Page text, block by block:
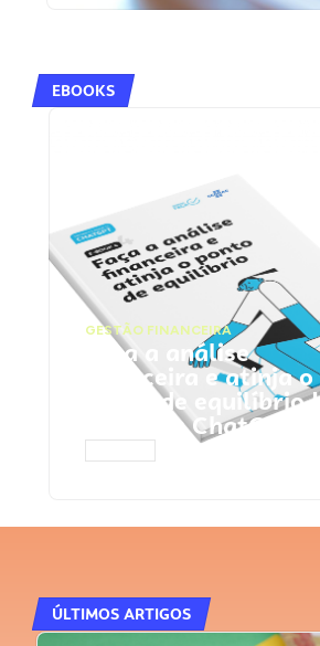
EBOOKS
GESTÃO FINANCEIRA
Faça a análise
financeira e atinja o
ponto de equilíbrio |
Prompts ChatGPT
ÚLTIMOS ARTIGOS